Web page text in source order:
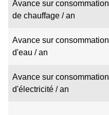
Avance sur consommation
de chauffage / an
Avance sur consommation
d'eau / an
Avance sur consommation
d'électricité / an